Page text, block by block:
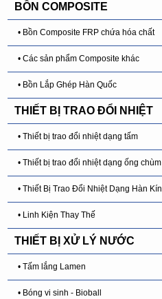
BỒN COMPOSITE
• Bồn Composite FRP chứa hóa chất
• Các sản phẩm Composite khác
• Bồn Lắp Ghép Hàn Quốc
THIẾT BỊ TRAO ĐỔI NHIỆT
• Thiết bị trao đổi nhiệt dạng tấm
• Thiết bị trao đổi nhiệt dạng ống chùm
• Thiết Bị Trao Đổi Nhiệt Dạng Hàn Kín
• Linh Kiện Thay Thế
THIẾT BỊ XỬ LÝ NƯỚC
• Tấm lắng Lamen
• Bóng vi sinh - Bioball